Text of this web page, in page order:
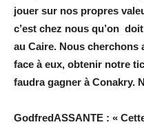
jouer sur nos propres
c’est chez nous qu’on
au Caire. Nous cherchons
face à eux, obtenir notre
faudra gagner à Conakry.
GodfredASSANTE : «